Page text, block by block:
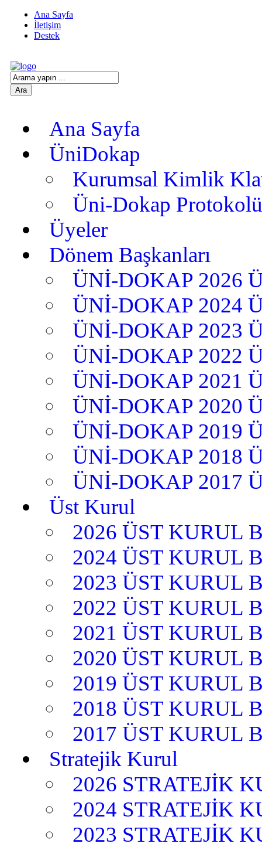
Ana Sayfa
İletişim
Destek
Ana Sayfa
ÜniDokap
Kurumsal Kimlik
Üni-Dokap Protokolü
Üyeler
Dönem Başkanları
ÜNİ-DOKAP 2026
ÜNİ-DOKAP 2024
ÜNİ-DOKAP 2023
ÜNİ-DOKAP 2022
ÜNİ-DOKAP 2021
ÜNİ-DOKAP 2020
ÜNİ-DOKAP 2019
ÜNİ-DOKAP 2018
ÜNİ-DOKAP 2017
Üst Kurul
2026 ÜST KURUL
2024 ÜST KURUL
2023 ÜST KURUL
2022 ÜST KURUL
2021 ÜST KURUL
2020 ÜST KURUL
2019 ÜST KURUL
2018 ÜST KURUL
2017 ÜST KURUL
Stratejik Kurul
2026 STRATEJİK
2024 STRATEJİK
2023 STRATEJİK